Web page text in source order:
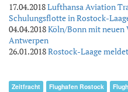
17.04.2018Lufthansa Aviation
Schulungsflotte in Rostock-
04.04.2018Köln/Bonn mit neuen
Antwerpen
26.01.2018Rostock-Laage
Zeitfracht Flughafen Rostock